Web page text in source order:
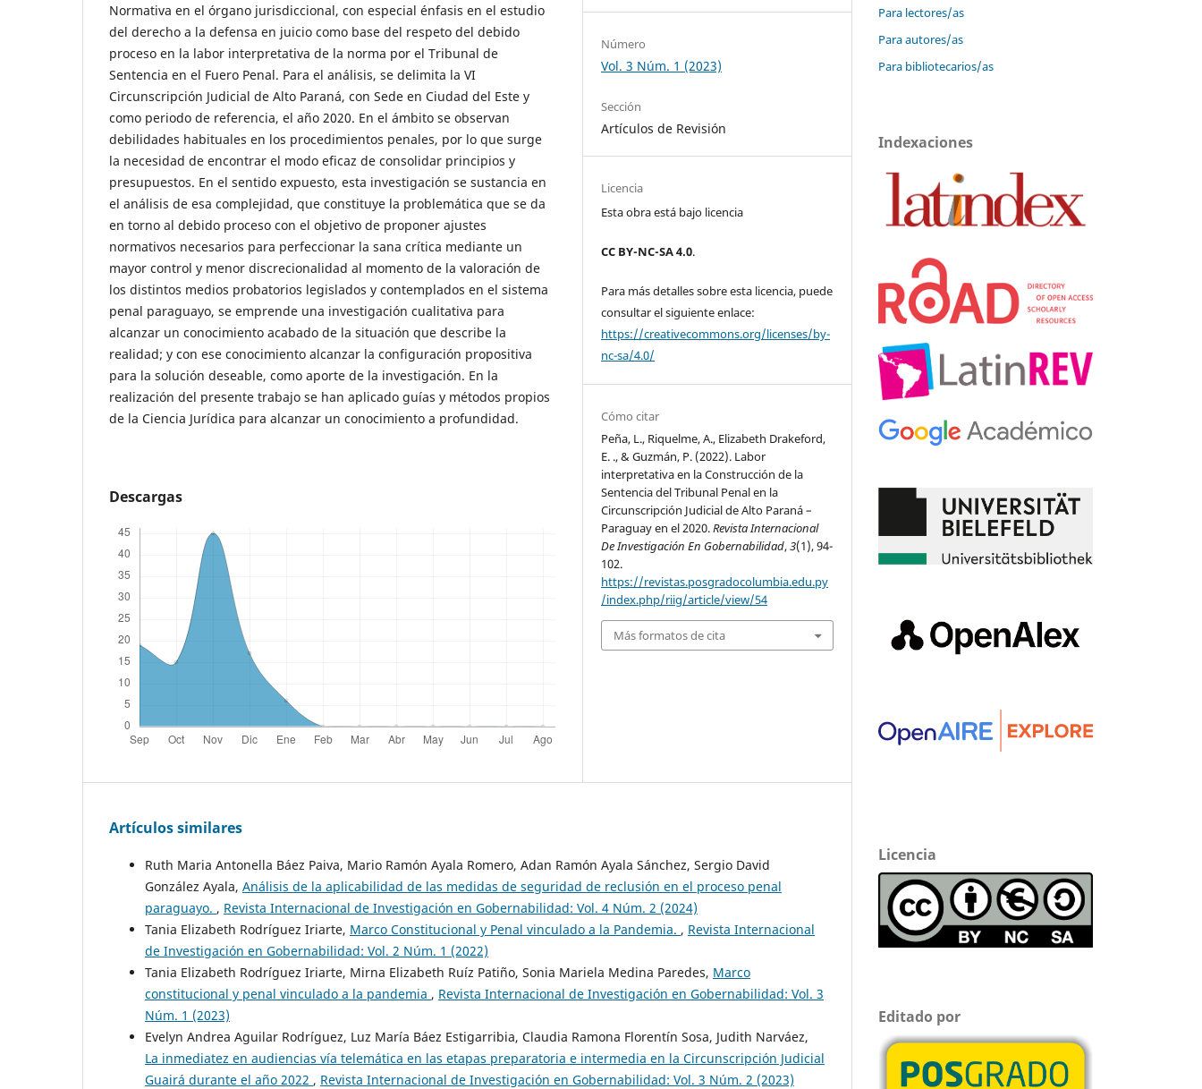
Normativa en el órgano jurisdiccional, con especial énfasis en el estudio
del derecho a la defensa en juicio como base del respeto del debido
proceso en la labor interpretativa de la norma por el Tribunal de
Sentencia en el Fuero Penal. Para el análisis, se delimita la VI
Circunscripción Judicial de Alto Paraná, con Sede en Ciudad del Este y
como periodo de referencia, el año 2020. En el ámbito se observan
debilidades habituales en los procedimientos penales, por lo que surge
la necesidad de encontrar el modo eficaz de consolidar principios y
presupuestos. En el sentido expuesto, esta investigación se sustancia en
el análisis de esa complejidad, que constituye la problemática que se da
en torno al debido proceso con el objetivo de proponer ajustes
normativos necesarios para perfeccionar la sana crítica mediante un
mayor control y menor discrecionalidad al momento de la valoración de
los distintos medios probatorios legislados y contemplados en el sistema
penal paraguayo, se emprende una investigación cualitativa para
alcanzar un conocimiento acabado de la situación que describe la
realidad; y con ese conocimiento alcanzar la configuración propositiva
para la solución deseable, como aporte de la investigación. En la
realización del presente trabajo se han aplicado guías y métodos propios
de la Ciencia Jurídica para alcanzar un conocimiento a profundidad.
Descargas
Número
Vol. 3 Núm. 1 (2023)
Sección
Artículos de Revisión
Licencia
Esta obra está bajo licencia
CC BY-NC-SA 4.0.
Para más detalles sobre esta licencia, puede
consultar el siguiente enlace:
https://creativecommons.org/licenses/by-
nc-sa/4.0/
Cómo citar
Peña, L., Riquelme, A., Elizabeth Drakeford,
E. ., & Guzmán, P. (2022). Labor
interpretativa en la Construcción de la
Sentencia del Tribunal Penal en la
Circunscripción Judicial de Alto Paraná –
Paraguay en el 2020.Revista Internacional
De Investigación En Gobernabilidad,3(1), 94-
102.
https://revistas.posgradocolumbia.edu.py
/index.php/riig/article/view/54
Más formatos de cita
Artículos similares
Ruth Maria Antonella Báez Paiva, Mario Ramón Ayala Romero, Adan Ramón Ayala Sánchez, Sergio David
González Ayala, Análisis de la aplicabilidad de las medidas de seguridad de reclusión en el proceso penal
paraguayo. , Revista Internacional de Investigación en Gobernabilidad: Vol. 4 Núm. 2 (2024)
Tania Elizabeth Rodríguez Iriarte, Marco Constitucional y Penal vinculado a la Pandemia. , Revista Internacional
de Investigación en Gobernabilidad: Vol. 2 Núm. 1 (2022)
Tania Elizabeth Rodríguez Iriarte, Mirna Elizabeth Ruíz Patiño, Sonia Mariela Medina Paredes, Marco
constitucional y penal vinculado a la pandemia , Revista Internacional de Investigación en Gobernabilidad: Vol. 3
Núm. 1 (2023)
Evelyn Andrea Aguilar Rodríguez, Luz María Báez Estigarribia, Claudia Ramona Florentín Sosa, Judith Narváez,
La inmediatez en audiencias vía telemática en las etapas preparatoria e intermedia en la Circunscripción Judicial
Guairá durante el año 2022 , Revista Internacional de Investigación en Gobernabilidad: Vol. 3 Núm. 2 (2023)
Para lectores/as
Para autores/as
Para bibliotecarios/as
Indexaciones
Licencia
Editado por